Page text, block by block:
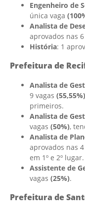
Engenheiro de
única vaga
Analista de
aprovados nas 6
História: 1
Prefeitura de
Analista de
9 vagas (55,55%)
primeiros.
Analista de
vagas (50%),
Analista de
aprovados nas 4
em 1º e 2º lugar.
Assistente de
vagas (25%).
Prefeitura de